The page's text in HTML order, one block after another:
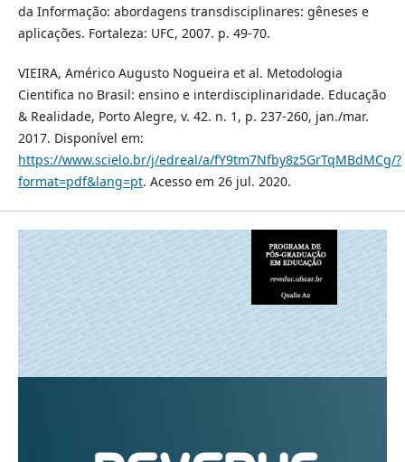
da Informação: abordagens transdisciplinares: gêneses e
aplicações. Fortaleza: UFC, 2007. p. 49-70.
VIEIRA, Américo Augusto Nogueira et al. Metodologia
Cientifica no Brasil: ensino e interdisciplinaridade. Educação
& Realidade, Porto Alegre, v. 42. n. 1, p. 237-260, jan./mar.
2017. Disponível em:
https://www.scielo.br/j/edreal/a/fY9tm7Nfby8z5GrTqMBdMCg/?
format=pdf&lang=pt. Acesso em 26 jul. 2020.